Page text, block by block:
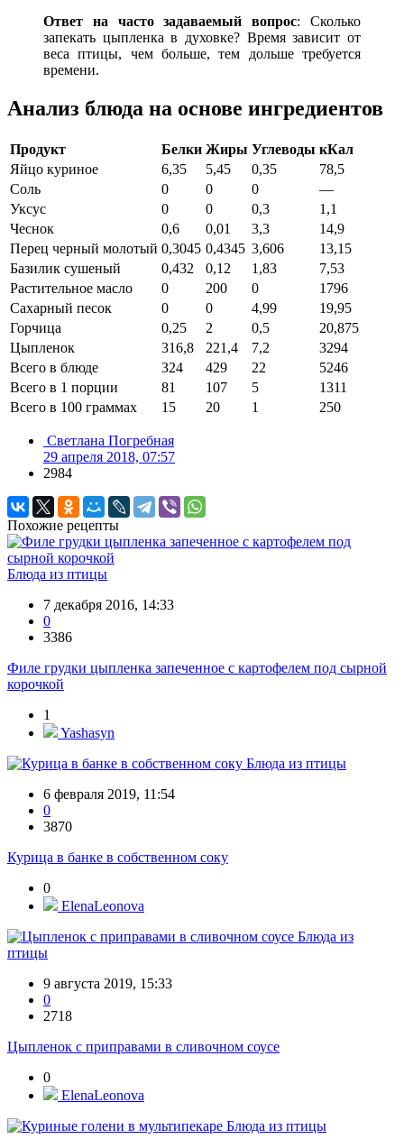
Ответ на часто задаваемый вопрос: Сколько
запекать цыпленка в духовке? Время зависит от
веса птицы, чем больше, тем дольше требуется
времени.
Анализ блюда на основе ингредиентов
Продукт Белки Жиры Углеводы кКал
Яйцо куриное
6,35 5,45 0,35
78,5
Соль
0 0 0
—
Уксус
0 0 0,3
1,1
Чеснок
0,6 0,01 3,3
14,9
Перец черный молотый 0,3045 0,4345 3,606
13,15
Базилик сушеный
0,432 0,12 1,83
7,53
Растительное масло
0 200 0
1796
Сахарный песок
0 0 4,99
19,95
Горчица
0,25 2 0,5
20,875
Цыпленок
316,8 221,4 7,2
3294
Всего в блюде
324 429 22
5246
Всего в 1 порции
81 107 5
1311
Всего в 100 граммах
15 20 1 250
Светлана Погребная
29 апреля 2018, 07:57
2984
Похожие рецепты
Блюда из птицы
7 декабря 2016, 14:33
0
3386
Филе грудки цыпленка запеченное с картофелем под сырной
корочкой
1
Yashasyn
Блюда из птицы
6 февраля 2019, 11:54
0
3870
Курица в банке в собственном соку
0
ElenaLeonova
Блюда из
птицы
9 августа 2019, 15:33
0
2718
Цыпленок с приправами в сливочном соусе
0
ElenaLeonova
Блюда из птицы